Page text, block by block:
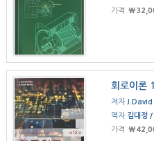
가격
회로이론
저자
역자 김대정
가격